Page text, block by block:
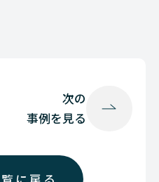
次の
事例を見る